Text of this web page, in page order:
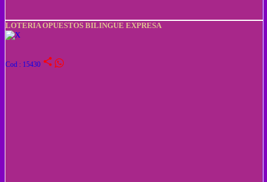
LOTERIA OPUESTOS BILINGUE EXPRESA
Cod : 15430 share